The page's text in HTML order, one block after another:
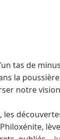
tas de
la poussière
notre
les